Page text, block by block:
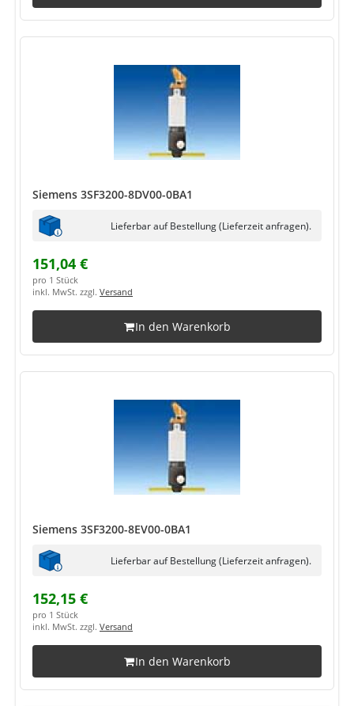
Siemens 3SF3200-8DV00-0BA1
Lieferbar auf Bestellung (Lieferzeit anfragen).
151,04 €
pro 1 Stück
inkl. MwSt. zzgl. Versand
In den Warenkorb
Siemens 3SF3200-8EV00-0BA1
Lieferbar auf Bestellung (Lieferzeit anfragen).
152,15 €
pro 1 Stück
inkl. MwSt. zzgl. Versand
In den Warenkorb